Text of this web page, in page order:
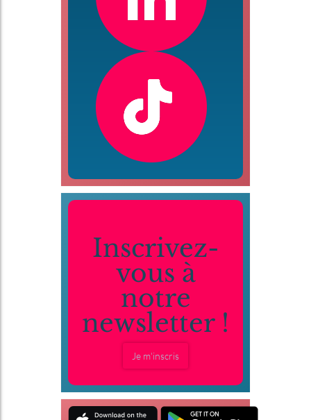
Inscrivez-
vous à
notre
newsletter !
Je m'inscris